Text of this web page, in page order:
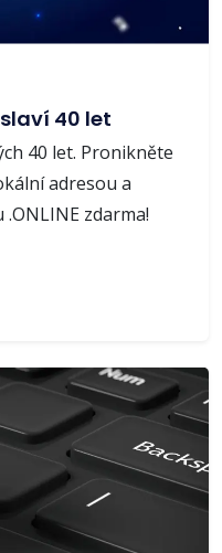
40 let
40 let. Pronikněte
adresou a
zdarma!